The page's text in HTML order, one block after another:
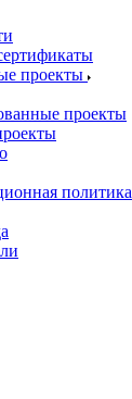
проекты
проекты
политика